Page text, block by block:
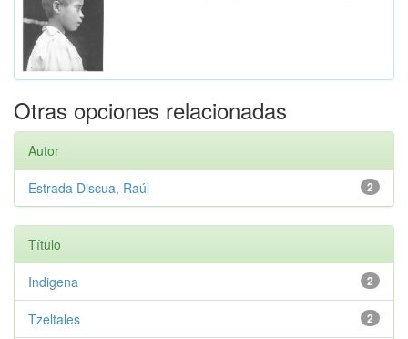
Otras opciones relacionadas
Autor
2
Estrada Discua, Raúl
Título
2
Indigena
2
Tzeltales